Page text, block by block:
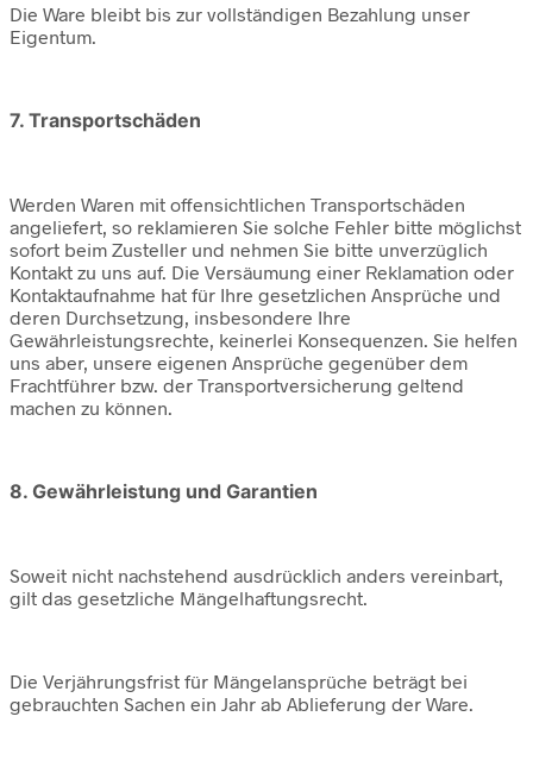
Die Ware bleibt bis zur vollständigen Bezahlung unser
Eigentum.
7. Transportschäden
Werden Waren mit offensichtlichen Transportschäden
angeliefert, so reklamieren Sie solche Fehler bitte möglichst
sofort beim Zusteller und nehmen Sie bitte unverzüglich
Kontakt zu uns auf. Die Versäumung einer Reklamation oder
Kontaktaufnahme hat für Ihre gesetzlichen Ansprüche und
deren Durchsetzung, insbesondere Ihre
Gewährleistungsrechte, keinerlei Konsequenzen. Sie helfen
uns aber, unsere eigenen Ansprüche gegenüber dem
Frachtführer bzw. der Transportversicherung geltend
machen zu können.
8. Gewährleistung und Garantien
Soweit nicht nachstehend ausdrücklich anders vereinbart,
gilt das gesetzliche Mängelhaftungsrecht.
Die Verjährungsfrist für Mängelansprüche beträgt bei
gebrauchten Sachen ein Jahr ab Ablieferung der Ware.